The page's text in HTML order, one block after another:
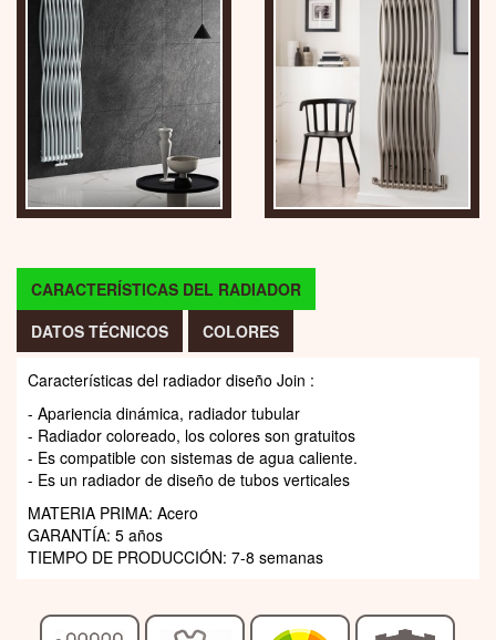
CARACTERÍSTICAS DEL RADIADOR
DATOS TÉCNICOS
COLORES
Características del radiador diseño Join :
- Apariencia dinámica, radiador tubular
- Radiador coloreado, los colores son gratuitos
- Es compatible con sistemas de agua caliente.
- Es un radiador de diseño de tubos verticales
MATERIA PRIMA: Acero
GARANTÍA: 5 años
TIEMPO DE PRODUCCIÓN: 7-8 semanas